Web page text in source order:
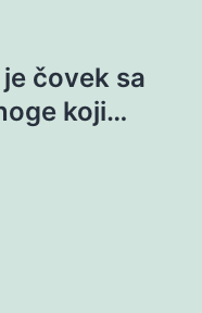
čovek sa
koji…